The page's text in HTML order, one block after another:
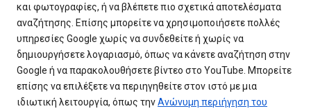
και φωτογραφίες, ή να βλέπετε πιο σχετικά αποτελέσματα
αναζήτησης. Επίσης μπορείτε να χρησιμοποιήσετε πολλές
υπηρεσίες Google χωρίς να συνδεθείτε ή χωρίς να
δημιουργήσετε λογαριασμό, όπως να κάνετε αναζήτηση στην
Google ή να παρακολουθήσετε βίντεο στο YouTube. Μπορείτε
επίσης να επιλέξετε να περιηγηθείτε στον ιστό με μια
ιδιωτική λειτουργία, όπως τηνΑνώνυμη περιήγηση του